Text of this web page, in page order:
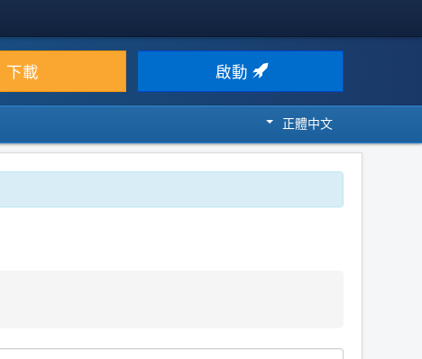
下載 啟動
正體中文